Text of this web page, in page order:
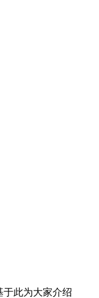
于此为大家介绍